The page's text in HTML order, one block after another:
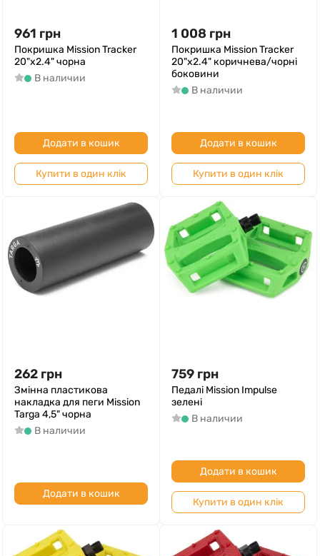
961 грн
Покришка Mission Tracker
20"х2.4" чорна
В наличии
Додати в кошик
Купити в один клік
1 008 грн
Покришка Mission Tracker
20"х2.4" коричнева/чорні
боковини
В наличии
Додати в кошик
Купити в один клік
262 грн
Змінна пластикова
накладка для пеги Mission
Targa 4,5" чорна
В наличии
Додати в кошик
759 грн
Педалі Mission Impulse
зелені
В наличии
Додати в кошик
Купити в один клік